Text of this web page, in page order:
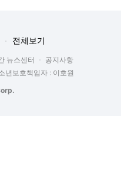
전체보기
뉴스센터
공지사항
년보호책임자 : 이호원